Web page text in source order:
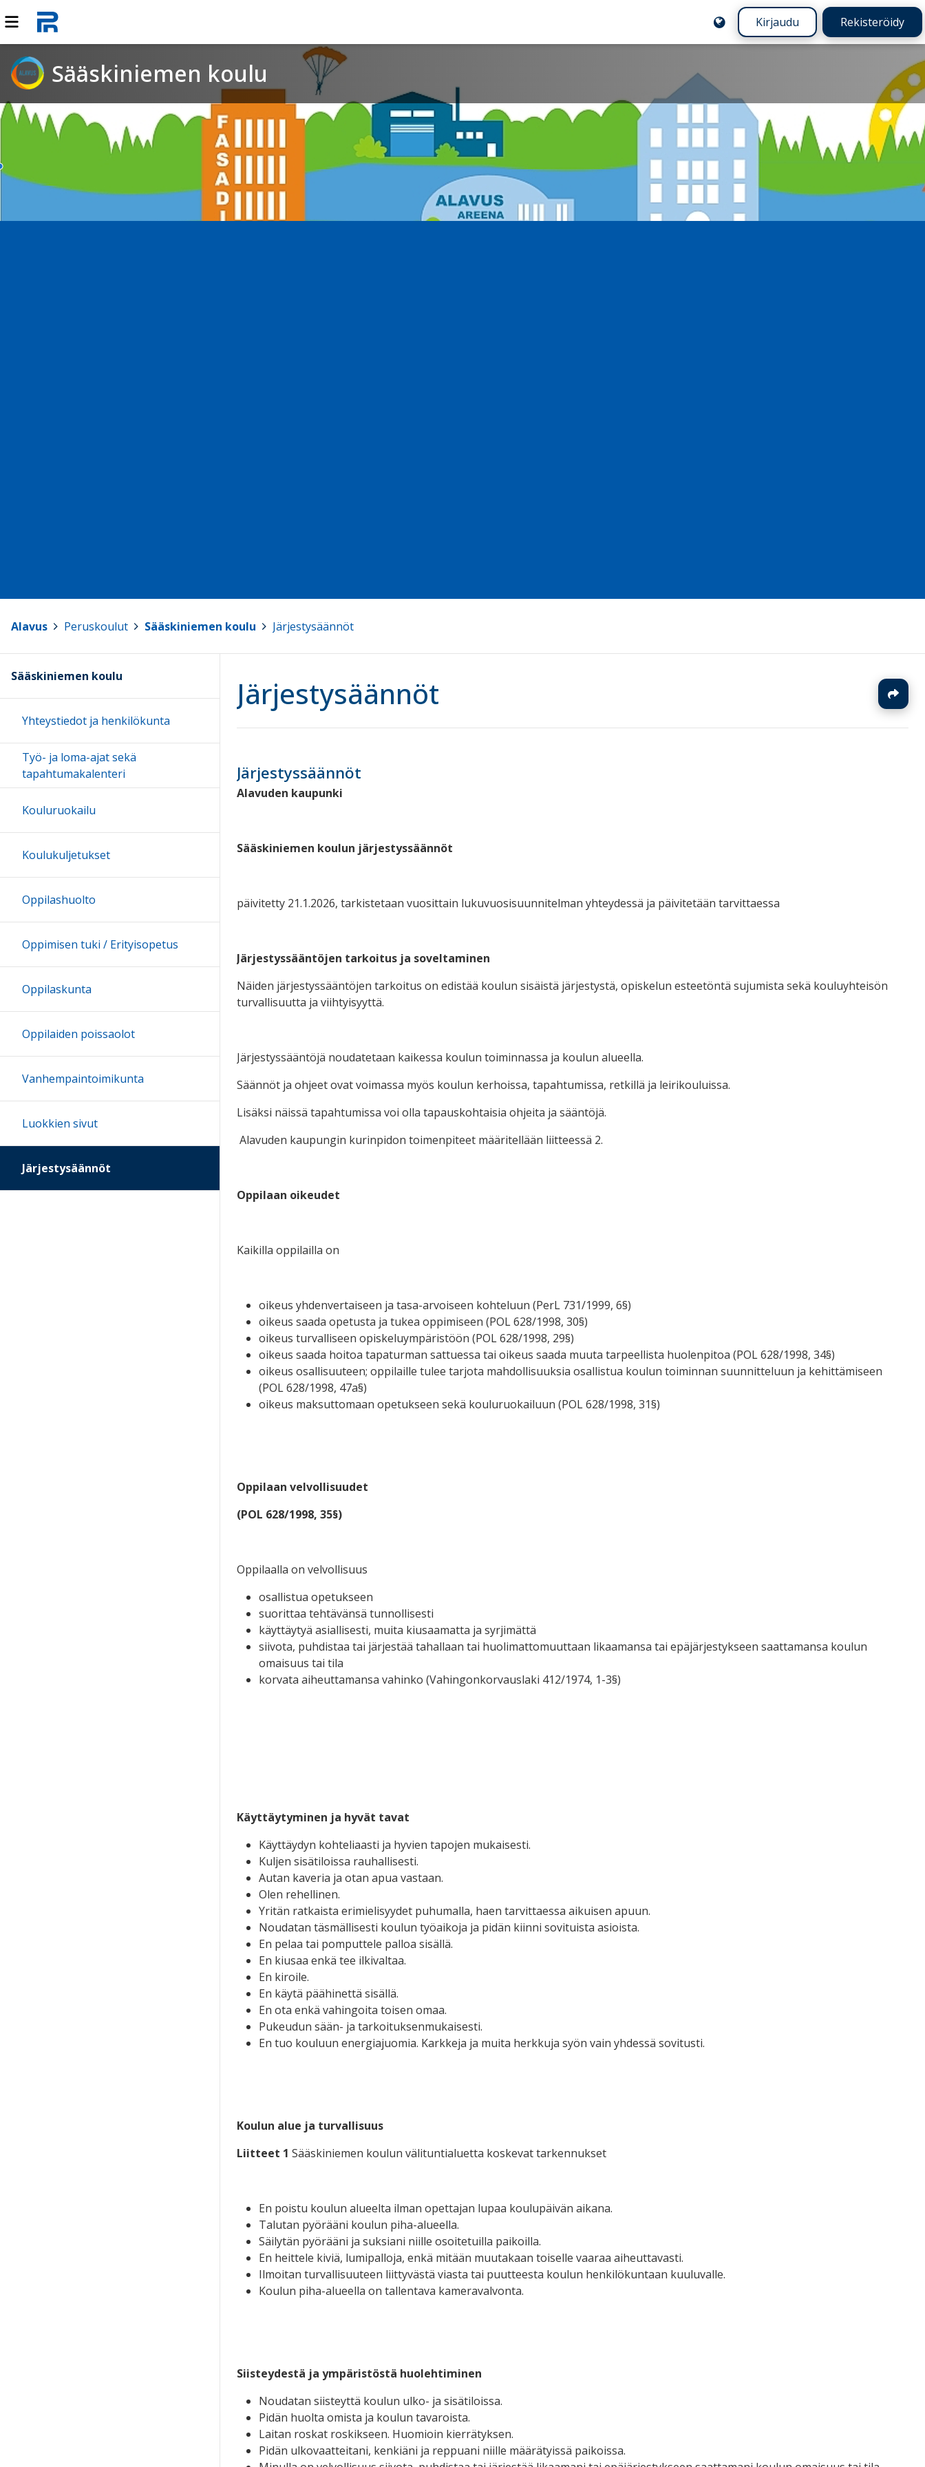
Kirjaudu Rekisteröidy
Sääskiniemen koulu
Alavus Peruskoulut Sääskiniemen koulu Järjestysäännöt
Järjestysäännöt
Järjestyssäännöt
Alavuden kaupunki
Sääskiniemen koulun järjestyssäännöt
päivitetty 21.1.2026, tarkistetaan vuosittain lukuvuosisuunnitelman yhteydessä ja päivitetään tarvittaessa
Järjestyssääntöjen tarkoitus ja soveltaminen
Näiden järjestyssääntöjen tarkoitus on edistää koulun sisäistä järjestystä, opiskelun esteetöntä sujumista sekä kouluyhteisön
turvallisuutta ja viihtyisyyttä.
Järjestyssääntöjä noudatetaan kaikessa koulun toiminnassa ja koulun alueella.
Säännöt ja ohjeet ovat voimassa myös koulun kerhoissa, tapahtumissa, retkillä ja leirikouluissa.
Lisäksi näissä tapahtumissa voi olla tapauskohtaisia ohjeita ja sääntöjä.
Alavuden kaupungin kurinpidon toimenpiteet määritellään liitteessä 2.
Oppilaan oikeudet
Kaikilla oppilailla on
oikeus yhdenvertaiseen ja tasa-arvoiseen kohteluun (PerL 731/1999, 6§)
oikeus saada opetusta ja tukea oppimiseen (POL 628/1998, 30§)
oikeus turvalliseen opiskeluympäristöön (POL 628/1998, 29§)
oikeus saada hoitoa tapaturman sattuessa tai oikeus saada muuta tarpeellista huolenpitoa (POL 628/1998, 34§)
oikeus osallisuuteen; oppilaille tulee tarjota mahdollisuuksia osallistua koulun toiminnan suunnitteluun ja kehittämiseen
(POL 628/1998, 47a§)
oikeus maksuttomaan opetukseen sekä kouluruokailuun (POL 628/1998, 31§)
Oppilaan velvollisuudet
(POL 628/1998, 35§)
Oppilaalla on velvollisuus
osallistua opetukseen
suorittaa tehtävänsä tunnollisesti
käyttäytyä asiallisesti, muita kiusaamatta ja syrjimättä
siivota, puhdistaa tai järjestää tahallaan tai huolimattomuuttaan likaamansa tai epäjärjestykseen saattamansa koulun
omaisuus tai tila
korvata aiheuttamansa vahinko (Vahingonkorvauslaki 412/1974, 1-3§)
Käyttäytyminen ja hyvät tavat
Käyttäydyn kohteliaasti ja hyvien tapojen mukaisesti.
Kuljen sisätiloissa rauhallisesti.
Autan kaveria ja otan apua vastaan.
Olen rehellinen.
Yritän ratkaista erimielisyydet puhumalla, haen tarvittaessa aikuisen apuun.
Noudatan täsmällisesti koulun työaikoja ja pidän kiinni sovituista asioista.
En pelaa tai pomputtele palloa sisällä.
En kiusaa enkä tee ilkivaltaa.
En kiroile.
En käytä päähinettä sisällä.
En ota enkä vahingoita toisen omaa.
Pukeudun sään- ja tarkoituksenmukaisesti.
En tuo kouluun energiajuomia. Karkkeja ja muita herkkuja syön vain yhdessä sovitusti.
Koulun alue ja turvallisuus
Liitteet 1 Sääskiniemen koulun välituntialuetta koskevat tarkennukset
En poistu koulun alueelta ilman opettajan lupaa koulupäivän aikana.
Talutan pyörääni koulun piha-alueella.
Säilytän pyörääni ja suksiani niille osoitetuilla paikoilla.
En heittele kiviä, lumipalloja, enkä mitään muutakaan toiselle vaaraa aiheuttavasti.
Ilmoitan turvallisuuteen liittyvästä viasta tai puutteesta koulun henkilökuntaan kuuluvalle.
Koulun piha-alueella on tallentava kameravalvonta.
Siisteydestä ja ympäristöstä huolehtiminen
Noudatan siisteyttä koulun ulko- ja sisätiloissa.
Pidän huolta omista ja koulun tavaroista.
Laitan roskat roskikseen. Huomioin kierrätyksen.
Pidän ulkovaatteitani, kenkiäni ja reppuani niille määrätyissä paikoissa.
Sääskiniemen koulu
Yhteystiedot ja henkilökunta
Työ- ja loma-ajat sekä
tapahtumakalenteri
Kouluruokailu
Koulukuljetukset
Oppilashuolto
Oppimisen tuki / Erityisopetus
Oppilaskunta
Oppilaiden poissaolot
Vanhempaintoimikunta
Luokkien sivut
Järjestysäännöt